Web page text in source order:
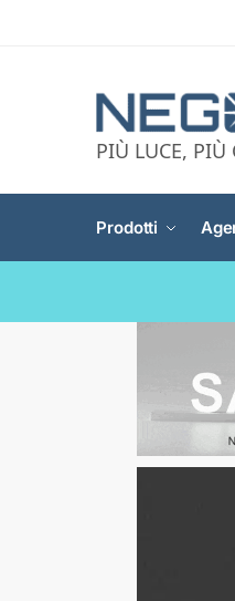
PIÙ LUCE, PIÙ
Prodotti